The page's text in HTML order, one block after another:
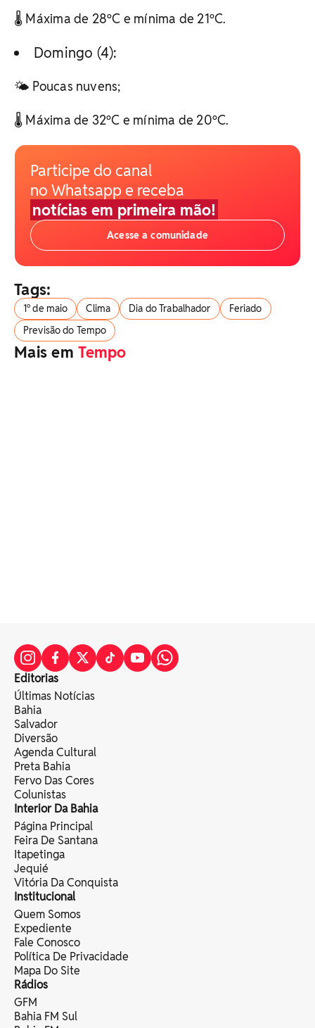
🌡️ Máxima de 28ºC e mínima de 21ºC.
Domingo (4):
🌤️ Poucas nuvens;
🌡️ Máxima de 32ºC e mínima de 20ºC.
Participe do canal
no Whatsapp e receba
notícias em primeira mão!
Acesse a comunidade
Tags:
1º de maio Clima Dia do Trabalhador
Feriado
Previsão do Tempo
Mais emTempo
Editorias
Últimas Notícias
Bahia
Salvador
Diversão
Agenda Cultural
Preta Bahia
Fervo Das Cores
Colunistas
Interior Da Bahia
Página Principal
Feira De Santana
Itapetinga
Jequié
Vitória Da Conquista
Institucional
Quem Somos
Expediente
Fale Conosco
Política De Privacidade
Mapa Do Site
Rádios
GFM
Bahia FM Sul